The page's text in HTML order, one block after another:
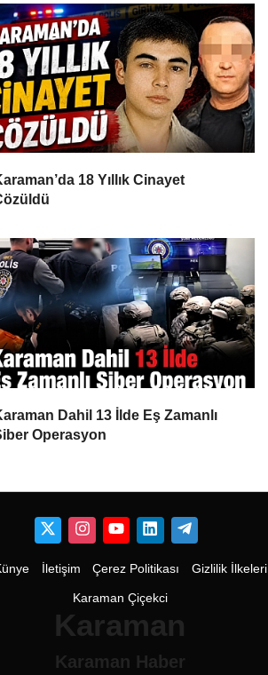
18 Yıllık Cinayet
Dahil 13 İlde Eş Zamanlı
Operasyon
İletişim Çerez Politikası Gizlilik İlkeleri
Karaman Çiçekci
Karaman
Karaman Haber